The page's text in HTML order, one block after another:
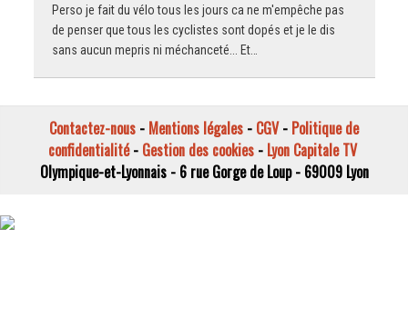
Perso je fait du vélo tous les jours ca ne m'empêche pas
de penser que tous les cyclistes sont dopés et je le dis
sans aucun mepris ni méchanceté... Et…
Contactez-nous - Mentions légales - CGV- Politique de
confidentialité- Gestion des cookies- Lyon Capitale TV
Olympique-et-Lyonnais - 6 rue Gorge de Loup - 69009 Lyon